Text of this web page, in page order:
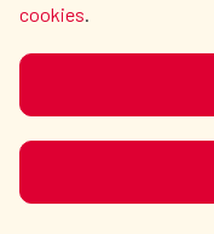
gestionado que
a una
504
cookies.